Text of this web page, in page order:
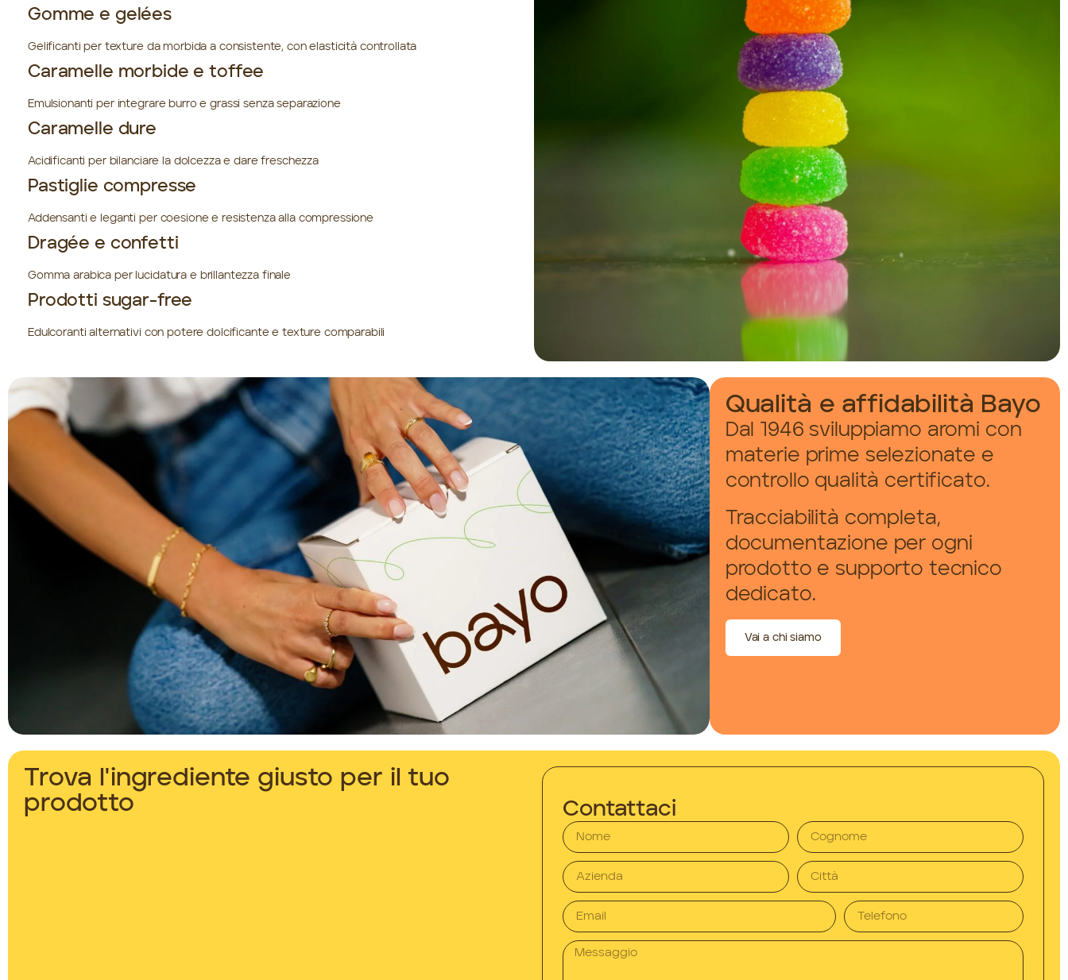
Gomme e gelées
Gelificanti per texture da morbida a consistente, con elasticità controllata
Caramelle morbide e toffee
Emulsionanti per integrare burro e grassi senza separazione
Caramelle dure
Acidificanti per bilanciare la dolcezza e dare freschezza
Pastiglie compresse
Addensanti e leganti per coesione e resistenza alla compressione
Dragée e confetti
Gomma arabica per lucidatura e brillantezza finale
Prodotti sugar-free
Edulcoranti alternativi con potere dolcificante e texture comparabili
Qualità e affidabilità Bayo
Dal 1946 sviluppiamo aromi con
materie prime selezionate e
controllo qualità certificato.
Tracciabilità completa,
documentazione per ogni
prodotto e supporto tecnico
dedicato.
Vai a chi siamo
Trova l'ingrediente giusto per il tuo
prodotto
Contattaci